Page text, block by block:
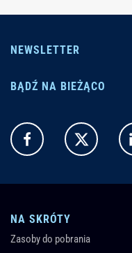
NEWSLETTER
BĄDŹ NA BIEŻĄCO
NA SKRÓTY
Zasoby do pobrania